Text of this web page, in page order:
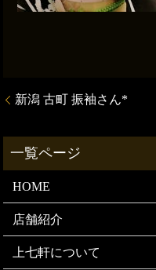
新潟 古町 振袖さん*
HOME
店舗紹介
上七軒について